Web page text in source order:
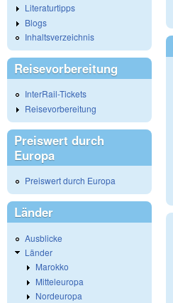
Literaturtipps
Blogs
Inhaltsverzeichnis
Reisevorbereitung
InterRail-Tickets
Reisevorbereitung
Preiswert durch
Europa
Preiswert durch Europa
Länder
Ausblicke
Länder
Marokko
Mitteleuropa
Nordeuropa